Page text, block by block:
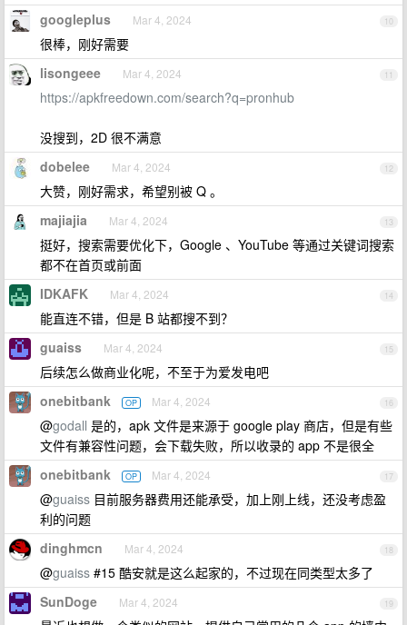
10
googleplus Mar 4, 2024
很棒，刚好需要
11
lisongeee Mar 4, 2024
https://apkfreedown.com/search?q=pronhub
没搜到，2D 很不满意
12
dobelee Mar 4, 2024
大赞，刚好需求，希望别被 Q 。
13
majiajia Mar 4, 2024
挺好，搜索需要优化下，Google 、YouTube 等通过关键词搜索
都不在首页或前面
14
IDKAFK Mar 4, 2024
能直连不错，但是 B 站都搜不到？
15
guaiss Mar 4, 2024
后续怎么做商业化呢，不至于为爱发电吧
16
onebitbank OP Mar 4, 2024
@godall 是的，apk 文件是来源于 google play 商店，但是有些
文件有兼容性问题，会下载失败，所以收录的 app 不是很全
17
onebitbank OP Mar 4, 2024
@guaiss 目前服务器费用还能承受，加上刚上线，还没考虑盈
利的问题
18
dinghmcn Mar 4, 2024
@guaiss #15 酷安就是这么起家的，不过现在同类型太多了
19
SunDoge Mar 4, 2024